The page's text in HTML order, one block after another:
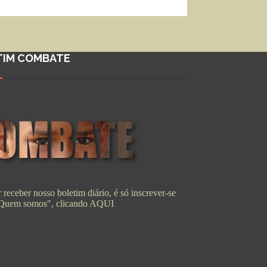
COMBATE
receber nosso boletim diário, é só inscrever-se
somos", clicando AQUI